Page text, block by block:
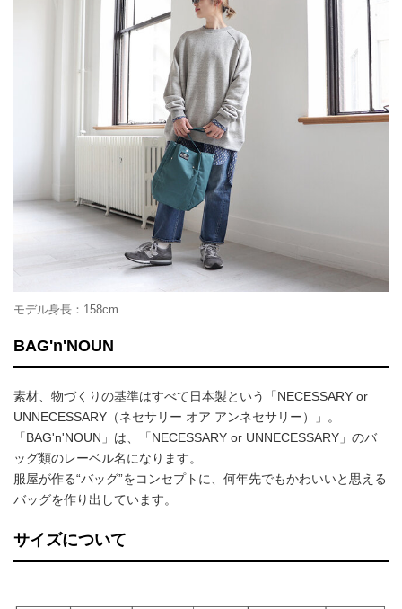
モデル身長：158cm
BAG'n'NOUN
素材、物づくりの基準はすべて日本製という「NECESSARY or
UNNECESSARY（ネセサリー オア アンネセサリー）」。
「BAG'n'NOUN」は、「NECESSARY or UNNECESSARY」のバ
ッグ類のレーベル名になります。
服屋が作る“バッグ”をコンセプトに、何年先でもかわいいと思える
バッグを作り出しています。
サイズについて